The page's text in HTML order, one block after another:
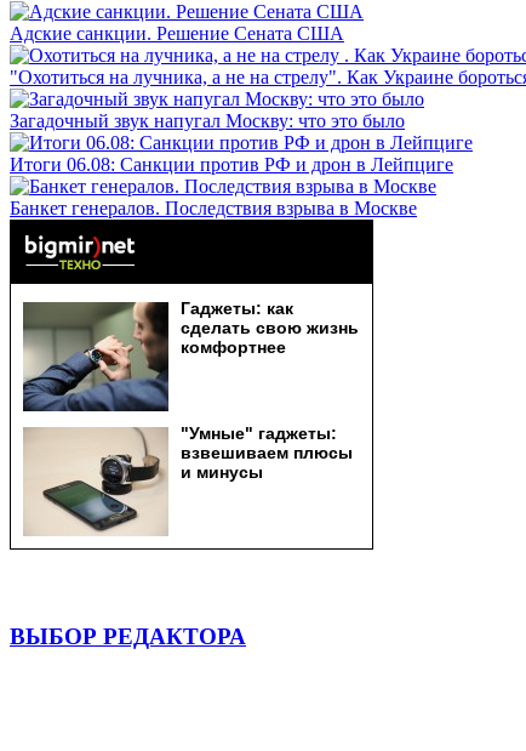
Адские санкции. Решение Сената США
"Охотиться на лучника, а не на стрелу". Как Украине
Загадочный звук напугал Москву: что это было
Итоги 06.08: Санкции против РФ и дрон в Лейпциге
Банкет генералов. Последствия взрыва в Москве
ВЫБОР РЕДАКТОРА